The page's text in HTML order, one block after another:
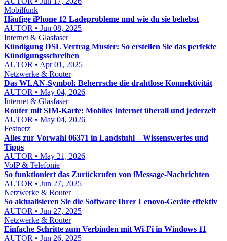
Mobilfunk
Häufige iPhone 12 Ladeprobleme und wie du sie behebst
AUTOR • Jun 08, 2025
Internet & Glasfaser
Kündigung DSL Vertrag Muster: So erstellen Sie das perfekte
Kündigungsschreiben
AUTOR • Apr 01, 2025
Netzwerke & Router
Das WLAN-Symbol: Beherrsche die drahtlose Konnektivität
AUTOR • May 04, 2026
Internet & Glasfaser
Router mit SIM-Karte: Mobiles Internet überall und jederzeit
AUTOR • May 04, 2026
Festnetz
Alles zur Vorwahl 06371 in Landstuhl – Wissenswertes und
Tipps
AUTOR • May 21, 2026
VoIP & Telefonie
So funktioniert das Zurückrufen von iMessage-Nachrichten
AUTOR • Jun 27, 2025
Netzwerke & Router
So aktualisieren Sie die Software Ihrer Lenovo-Geräte effektiv
AUTOR • Jun 27, 2025
Netzwerke & Router
Einfache Schritte zum Verbinden mit Wi-Fi in Windows 11
AUTOR • Jun 26, 2025